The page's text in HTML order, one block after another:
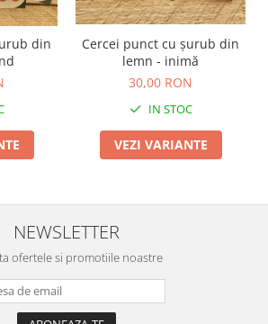
din
Cercei punct cu șurub din
lemn - inimă
30,00 RON
IN STOC
VEZI VARIANTE
NEWSLETTER
ofertele si promotiile noastre